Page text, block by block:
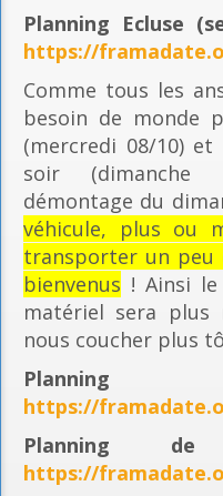
Planning Ecluse
https://
Comme tous les
besoin de monde
(mercredi 08/10)
soir (dimanche
démontage du
véhicule, plus ou
transporter un peu
bienvenus ! Ainsi
matériel sera plus
nous coucher plus
Planning
https://
Planning de
https://